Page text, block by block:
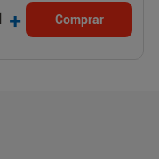
+ Comprar